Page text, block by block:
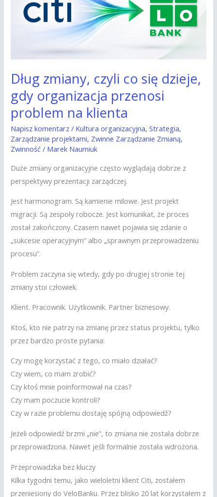
Dług zmiany, czyli co się dzieje,
gdy organizacja przenosi
problem na klienta
Napisz komentarz / Kultura organizacyjna,Strategia,
Zarządzanie projektami, Zwinne Zarządzanie Zmianą,
Zwinność / Marek Naumiuk
Duże zmiany organizacyjne często wyglądają dobrze z
perspektywy prezentacji zarządczej.
Jest harmonogram. Są kamienie milowe. Jest projekt
migracji. Są zespoły robocze. Jest komunikat, że proces
został zakończony. Czasem nawet pojawia się zdanie o
„sukcesie operacyjnym” albo „sprawnym przeprowadzeniu
procesu”.
Problem zaczyna się wtedy, gdy po drugiej stronie tej
zmiany stoi człowiek.
Klient. Pracownik. Użytkownik. Partner biznesowy.
Ktoś, kto nie patrzy na zmianę przez status projektu, tylko
przez bardzo proste pytania:
Czy mogę korzystać z tego, co miało działać?
Czy wiem, co mam zrobić?
Czy ktoś mnie poinformował na czas?
Czy mam poczucie kontroli?
Czy w razie problemu dostaję spójną odpowiedź?
Jeżeli odpowiedź brzmi „nie”, to zmiana nie została dobrze
przeprowadzona. Nawet jeśli formalnie została wdrożona.
Przeprowadzka bez kluczy
Kilka tygodni temu, jako wieloletni klient Citi, zostałem
przeniesiony do VeloBanku. Przez blisko 20 lat korzystałem z
dzieje,
przenosi
problem
na
klienta